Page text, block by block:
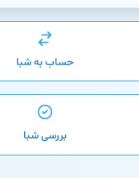
حساب به شبا
بررسی شبا